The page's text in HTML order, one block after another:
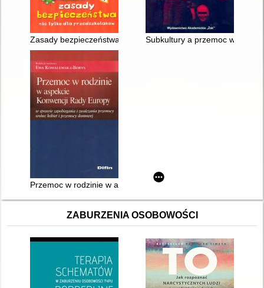
Zasady bezpieczeństwa nie tylko dla przedszkolaków
Subkultury a przemoc w
Przemoc w rodzinie w aspekcie Konwencji Rady Europy w
ZABURZENIA OSOBOWOŚCI